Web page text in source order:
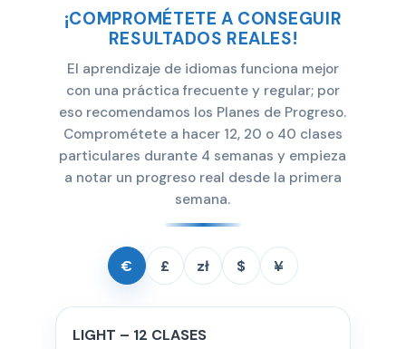
¡COMPROMÉTETE A CONSEGUIR
RESULTADOS REALES!
El aprendizaje de idiomas funciona mejor
con una práctica frecuente y regular; por
eso recomendamos los Planes de Progreso.
Comprométete a hacer 12, 20 o 40 clases
particulares durante 4 semanas y empieza
a notar un progreso real desde la primera
semana.
€ £ zł $ ¥
LIGHT – 12 CLASES